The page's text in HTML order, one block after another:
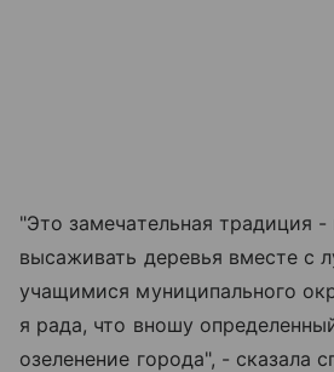
"Это замечательная традиция
высаживать деревья вместе с
учащимися муниципального
я рада, что вношу
озеленение города", - сказала